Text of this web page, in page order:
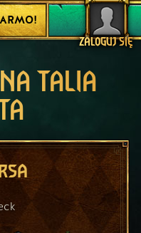
ZALOGUJ SIĘ
TALIA